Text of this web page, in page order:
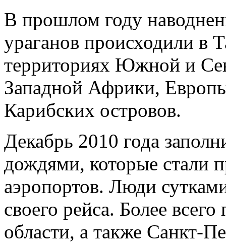
В прошлом году
ураганов происходили в
территориях Южной и
Западной Африки,
Карибских островов.
Декабрь 2010 года
дождями, которые стали
аэропортов. Люди
своего рейса. Более
области, а также Санкт-